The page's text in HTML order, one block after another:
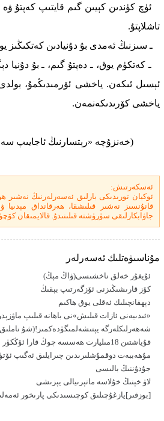
ئۈچ كۈندىن كېيىن گىم قايتىپ كەپتۇ ۋە
تاشلاپتۇ.
ـ سىزنىڭ ئەمدى بۇ دۇنيادىن كەتكىڭىز
ـ كەتكۈم يوق، ـ دەپتۇ گىم، ـ بۇ
ئېسىل ئىكەن. ياخشى ئۆرمىدىڭمۇ، بولدى،
ياخشى كۆرىدىكەنمەن.
(خەنزۇچە «رېتسارنىڭ ئاجايىپ
ئەسكەرتىش:
ئوكيان تورىدىكى بارلىق ئەسەرلەرنىڭ نەشىر
قانۇنسىز نەشىر قىلىشقا، ھەرقانداق مېدىيا
جاۋابكارلىقى سۈرۈشتە قىلىنىدۇ. قالايمىقان
مۇناسىۋەتلىك ئەسەرلەر
ئۇيغۇر خەلق ناخشىسى(ۋاڭ مېڭ)
كۆز قارىشىڭىزنى ئۆزگەرتىپ بېقىڭ
دېھقانچىلىك ئەقلى يوق ھاكىم
«ئىدىيەنى ئازات قىلىش»نى باھانە قىلىپ
شەھەرلىكلەرگە يېتىشەلمىگۈدەكمىز!(شۇ ناملىق
قۇياشتىن 18مىليارت ھەسسە چوڭ قارا ئۆڭكۈر
مۇھەببەت دوقمۇشلىرىدىن چىرايلىق ئەگىپ
جۇدۇننىڭ بالىسى
لاۋ خېنىڭ خۇلاسە ماتېرىيالى يېزىشى
[بوزقىر]يازغۇچىلىق كوچىسىدىكى پارىخور